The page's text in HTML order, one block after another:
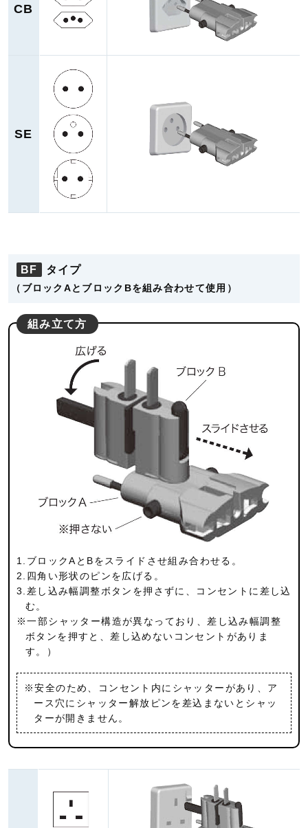
CB
SE
BF タイプ
（ブロックAとブロックBを組み合わせて使用）
組み立て方
1.ブロックAとBをスライドさせ組み合わせる。
2.四角い形状のピンを広げる。
3.差し込み幅調整ボタンを押さずに、コンセントに差し込
む。
※一部シャッター構造が異なっており、差し込み幅調整
ボタンを押すと、差し込めないコンセントがありま
す。）
※安全のため、コンセント内にシャッターがあり、ア
ース穴にシャッター解放ピンを差込まないとシャッ
ターが開きません。